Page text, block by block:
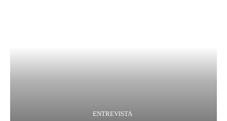
ENTREVISTA